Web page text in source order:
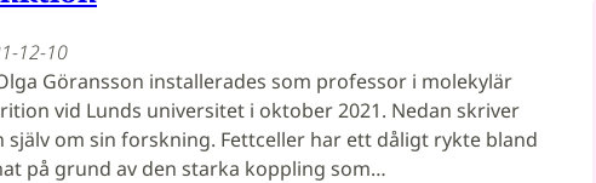
12-10
Göransson installerades som professor i molekylär
vid Lunds universitet i oktober 2021. Nedan skriver
själv om sin forskning. Fettceller har ett dåligt rykte bland
på grund av den starka koppling som…